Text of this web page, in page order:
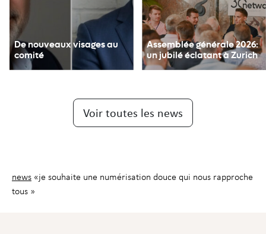
De nouveaux visages au
comité
Assemblée générale 2026:
un jubilé éclatant à Zurich
Voir toutes les news
news «je souhaite une numérisation douce qui nous rapproche
tous »